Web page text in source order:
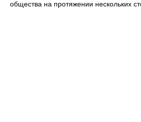
общества на протяжении нескольких